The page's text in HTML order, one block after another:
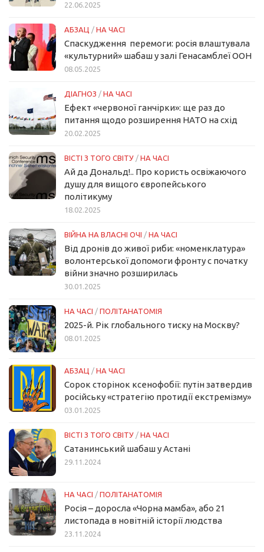
22.06.2025
АБЗАЦ / НА ЧАСІ
Спаскудження перемоги: росія влаштувала
«культурний» шабаш у залі Генасамблеї ООН
08.05.2025
ДІАГНОЗ / НА ЧАСІ
Ефект «червоної ганчірки»: ще раз до
питання щодо розширення НАТО на схід
20.02.2025
ВІСТІ З ТОГО СВІТУ / НА ЧАСІ
Ай да Дональд!.. Про користь освіжаючого
душу для вищого європейського
політикуму
18.02.2025
ВІЙНА НА ВЛАСНІ ОЧІ / НА ЧАСІ
Від дронів до живої риби: «номенклатура»
волонтерської допомоги фронту с початку
війни значно розширилась
30.01.2025
НА ЧАСІ / ПОЛІТАНАТОМІЯ
2025-й. Рік глобального тиску на Москву?
08.01.2025
АБЗАЦ / НА ЧАСІ
Сорок сторінок ксенофобії: путін затвердив
російську «стратегію протидії екстремізму»
03.01.2025
ВІСТІ З ТОГО СВІТУ / НА ЧАСІ
Сатанинський шабаш у Астані
29.11.2024
НА ЧАСІ / ПОЛІТАНАТОМІЯ
Росія – доросла «Чорна мамба», або 21
листопада в новітній історії людства
23.11.2024